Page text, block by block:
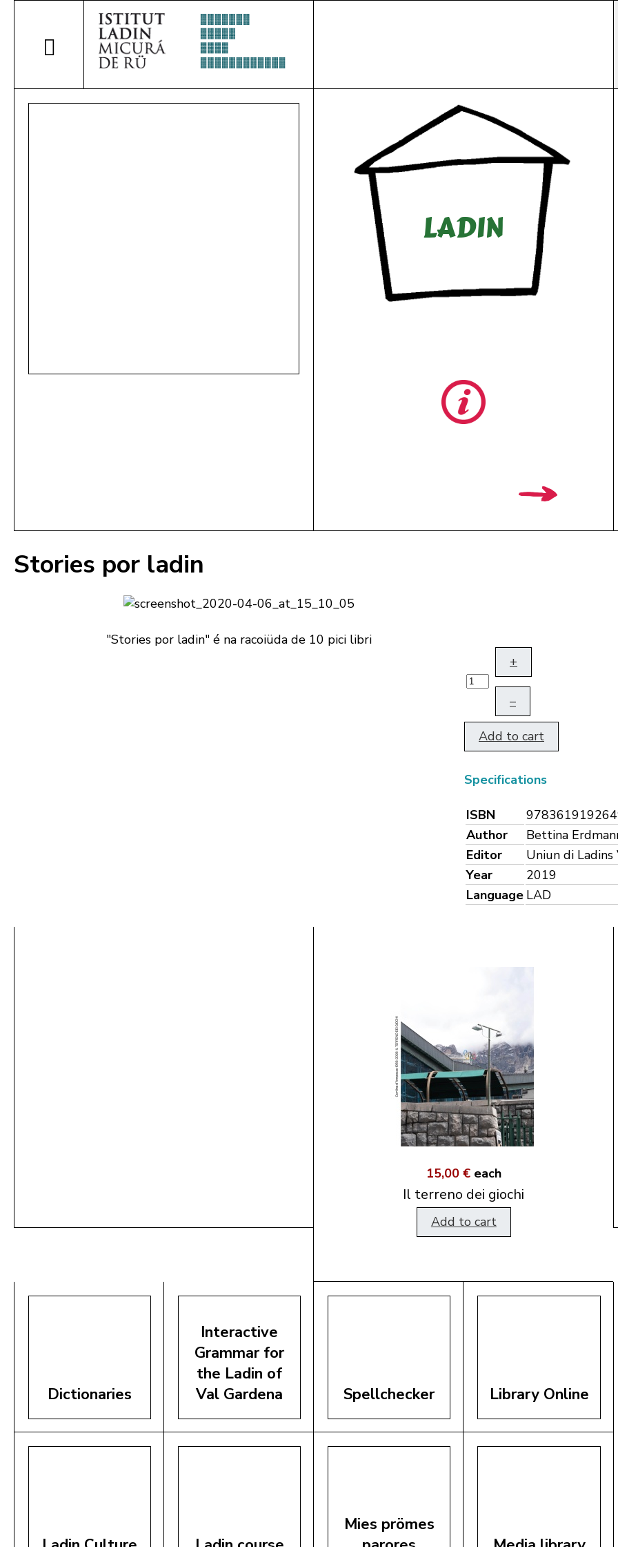
LADIN
DI NA
Stories por ladin
"Stories por ladin" é na racoiüda de 10 pici libri
+
–
Add to cart
Specifications
ISBN
Author
Bettina
Editor
Uniun di Ladins
Year
2019
Language LAD
Add to cart
15,00 € each
Il terreno dei giochi
Add to cart
Dictionaries
Interactive
Grammar for
the Ladin of
Val Gardena
Spellchecker Library Online
Mies prömes